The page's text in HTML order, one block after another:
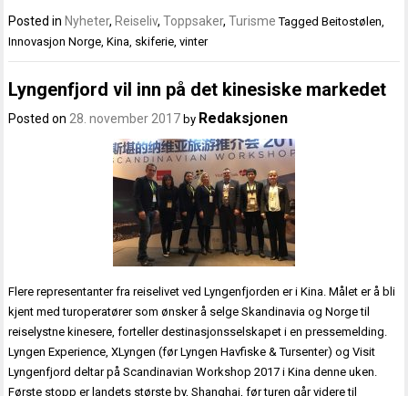
Posted in Nyheter, Reiseliv,Toppsaker,Turisme TaggedBeitostølen
Innovasjon Norge ,Kina skiferie ,vinter
Lyngenfjord vil inn på det kinesiske markedet
Posted on28. november 2017 by Redaksjonen
Flere representanter fra reiselivet ved Lyngenfjorden er i Kina. Målet er å bli
kjent med turoperatører som ønsker å selge Skandinavia og Norge til
reiselystne kinesere, forteller destinasjonsselskapet i en pressemelding.
Lyngen Experience, XLyngen (før Lyngen Havfiske & Tursenter) og Visit
Lyngenfjord deltar på Scandinavian Workshop 2017 i Kina denne uken.
Første stopp er landets største by, Shanghai, før turen går videre til